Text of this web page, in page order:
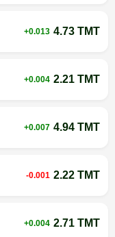
+0.013 4.73 TMT
+0.004 2.21 TMT
+0.007 4.94 TMT
-0.001 2.22 TMT
+0.004 2.71 TMT